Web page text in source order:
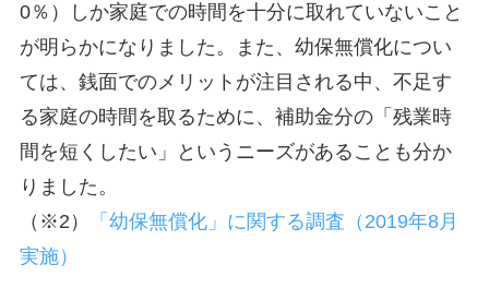
0％）しか家庭での時間を十分に取れていないこと
が明らかになりました。また、幼保無償化につい
ては、銭面でのメリットが注目される中、不足す
る家庭の時間を取るために、補助金分の「残業時
間を短くしたい」というニーズがあることも分か
りました。
（※2）
「幼保無償化」に関する調査（2019年8月
実施）